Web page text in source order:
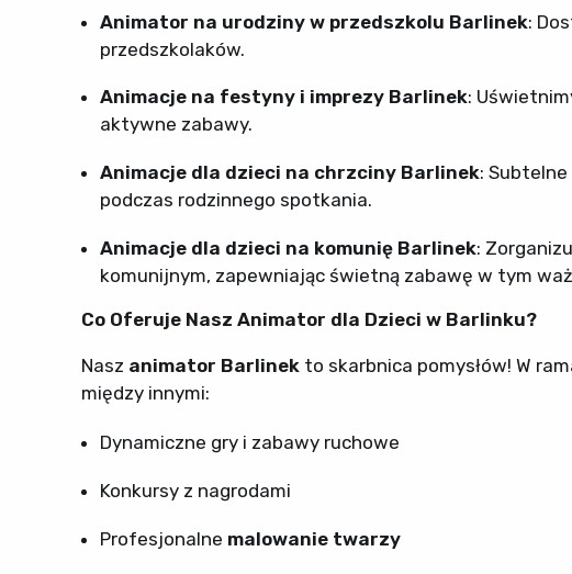
Animator na urodziny w przedszkolu Barlinek:
przedszkolaków.
Animacje na festyny i imprezy Barlinek:
aktywne zabawy.
Animacje dla dzieci na chrzciny Barlinek: Subtelne
podczas rodzinnego spotkania.
Animacje dla dzieci na komunię Barlinek:
komunijnym, zapewniając świetną zabawę w tym
Co Oferuje Nasz Animator dla Dzieci w Barlinku?
Nasz animator Barlinek to skarbnica pomysłów! W
między innymi:
Dynamiczne gry i zabawy ruchowe
Konkursy z nagrodami
Profesjonalne malowanie twarzy